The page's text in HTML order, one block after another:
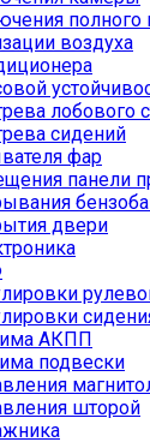
полного
воздуха
лобового
сидений
фар
панели
двери
АКПП
подвески
шторой